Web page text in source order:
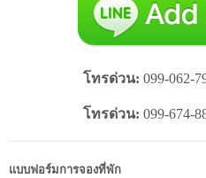
โทรด่วน: 099-062-
โทรด่วน: 099-674-
แบบฟอร์มการจองที่พัก